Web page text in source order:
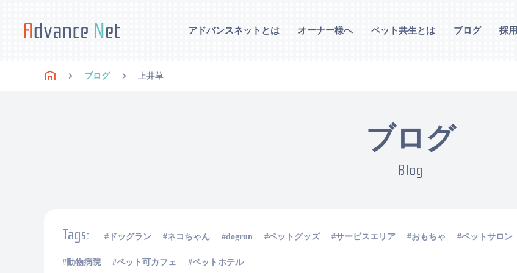
アドバンスネットとは オーナー様へ ペット共生とは ブログ 採用
ブログ 上井草
ブログ
Blog
Tags: ドッグラン ネコちゃん dogrun ペットグッズ サービスエリア おもちゃ ペットサロン
動物病院 ペット可カフェ ペットホテル